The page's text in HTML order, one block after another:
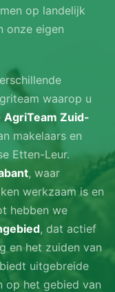
op landelijk
onze eigen
waarop u
AgriTeam Zuid-
makelaars en
Etten-Leur.
, waar
werkzaam is en
hebben we
, dat actief
en het zuiden van
uitgebreide
op het gebied van